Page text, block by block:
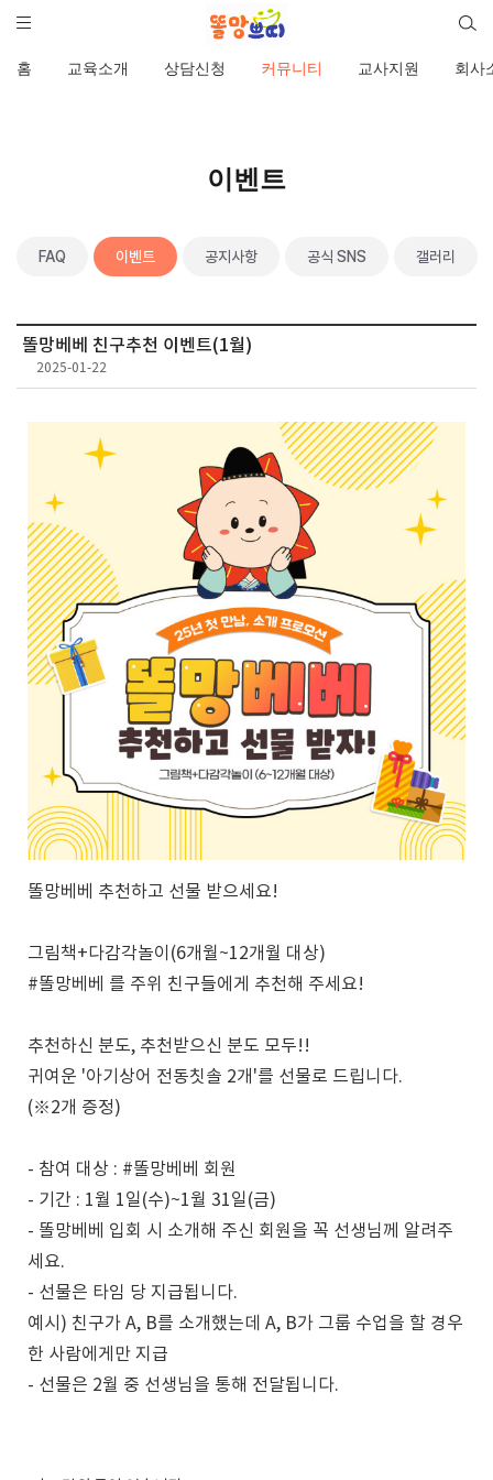
홈 교육소개 상담신청 커뮤니티 교사지원 회사
이벤트
FAQ 이벤트 공지사항 공식 SNS 갤러리
똘망베베 친구추천 이벤트(1월)
2025-01-22
똘망베베 추천하고 선물 받으세요!
그림책+다감각놀이(6개월~12개월 대상)
#똘망베베 를 주위 친구들에게 추천해 주세요!
추천하신 분도, 추천받으신 분도 모두!!
귀여운 '아기상어 전동칫솔 2개'를 선물로 드립니다.
(※2개 증정)
- 참여 대상 : #똘망베베 회원
- 기간 : 1월 1일(수)~1월 31일(금)
- 똘망베베 입회 시 소개해 주신 회원을 꼭 선생님께 알려주
세요.
- 선물은 타임 당 지급됩니다.
예시) 친구가 A, B를 소개했는데 A, B가 그룹 수업을 할 경우
한 사람에게만 지급
- 선물은 2월 중 선생님을 통해 전달됩니다.